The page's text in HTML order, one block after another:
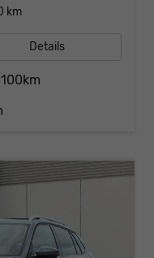
km
Details